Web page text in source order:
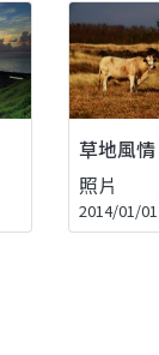
草地風情
照片
2014/01/01